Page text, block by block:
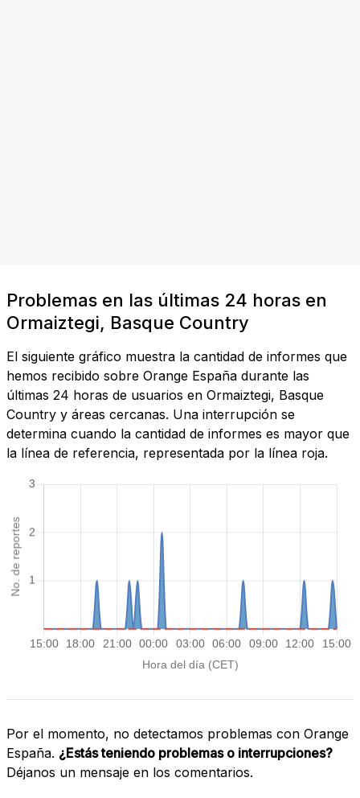
Problemas en las últimas 24 horas en
Ormaiztegi, Basque Country
El siguiente gráfico muestra la cantidad de informes que
hemos recibido sobre Orange España durante las
últimas 24 horas de usuarios en Ormaiztegi, Basque
Country y áreas cercanas. Una interrupción se
determina cuando la cantidad de informes es mayor que
la línea de referencia, representada por la línea roja.
Por el momento, no detectamos problemas con Orange
España. ¿Estás teniendo problemas o interrupciones?
Déjanos un mensaje en los comentarios.